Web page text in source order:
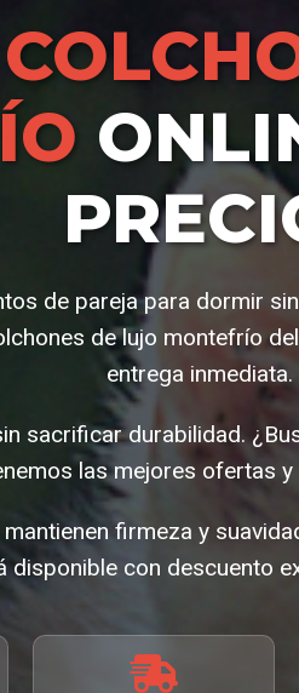
de pareja para dormir
de lujo montefrío
entrega inmediata.
sacrificar durabilidad.
las mejores ofertas
firmeza y
disponible con descuento